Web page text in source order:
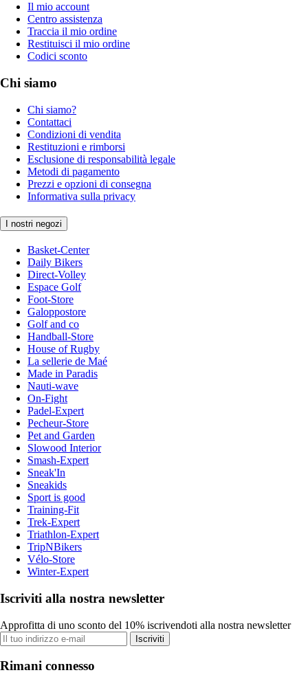
Il mio account
Centro assistenza
Traccia il mio ordine
Restituisci il mio ordine
Codici sconto
Chi siamo
Chi siamo?
Contattaci
Condizioni di vendita
Restituzioni e rimborsi
Esclusione di responsabilità legale
Metodi di pagamento
Prezzi e opzioni di consegna
Informativa sulla privacy
I nostri negozi
Basket-Center
Daily Bikers
Direct-Volley
Espace Golf
Foot-Store
Galoppostore
Golf and co
Handball-Store
House of Rugby
La sellerie de Maé
Made in Paradis
Nauti-wave
On-Fight
Padel-Expert
Pecheur-Store
Pet and Garden
Slowood Interior
Smash-Expert
Sneak'In
Sneakids
Sport is good
Training-Fit
Trek-Expert
Triathlon-Expert
TripNBikers
Vélo-Store
Winter-Expert
Iscriviti alla nostra newsletter
Approfitta di uno sconto del 10% iscrivendoti alla nostra newsletter
Iscriviti
Rimani connesso